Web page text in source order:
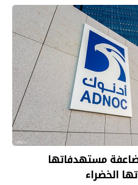
مستهدفاتها
الخضراء